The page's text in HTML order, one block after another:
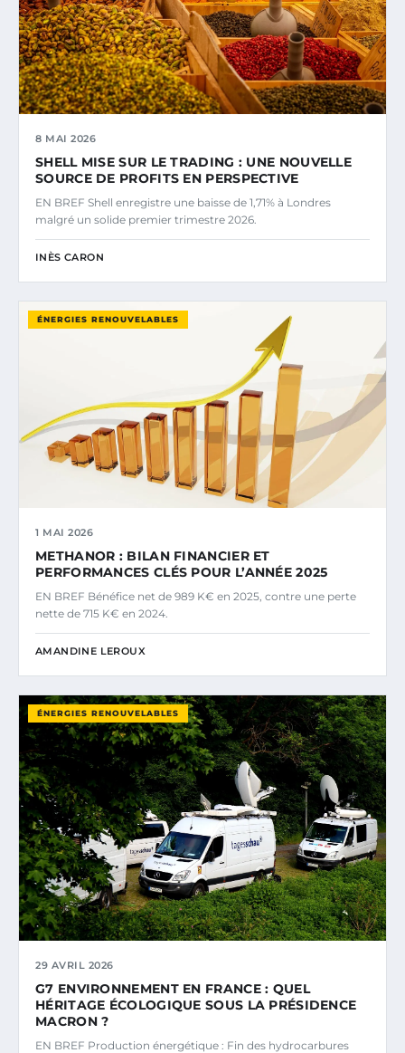
8 MAI 2026
SHELL MISE SUR LE TRADING : UNE NOUVELLE
SOURCE DE PROFITS EN PERSPECTIVE
EN BREF Shell enregistre une baisse de 1,71% à Londres
malgré un solide premier trimestre 2026.
INÈS CARON
ÉNERGIES RENOUVELABLES
1 MAI 2026
METHANOR : BILAN FINANCIER ET
PERFORMANCES CLÉS POUR L’ANNÉE 2025
EN BREF Bénéfice net de 989 K€ en 2025, contre une perte
nette de 715 K€ en 2024.
AMANDINE LEROUX
ÉNERGIES RENOUVELABLES
29 AVRIL 2026
G7 ENVIRONNEMENT EN FRANCE : QUEL
HÉRITAGE ÉCOLOGIQUE SOUS LA PRÉSIDENCE
MACRON ?
EN BREF Production énergétique : Fin des hydrocarbures